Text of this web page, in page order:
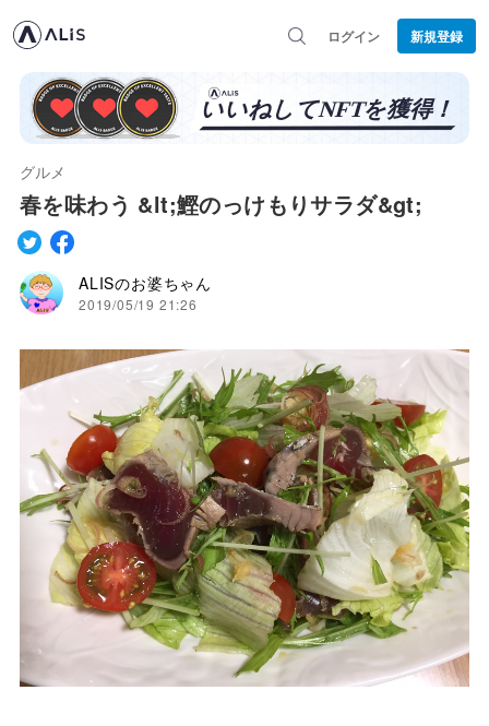
ログイン 新規登録
グルメ
春を味わう &lt;鰹のっけもりサラダ&gt;
ALISのお婆ちゃん
2019/05/19 21:26